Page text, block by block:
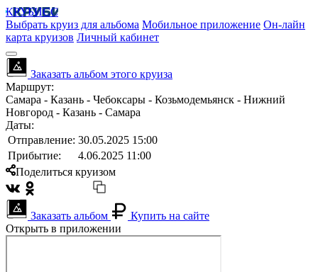
КРУБИСС
Выбрать круиз для альбома Мобильное приложение Он-лайн
карта круизов Личный кабинет
Заказать альбом этого круиза
Маршрут:
Самара - Казань - Чебоксары - Козьмодемьянск - Нижний
Новгород - Казань - Самара
Даты:
Отправление: 30.05.2025 15:00
Прибытие:
4.06.2025 11:00
Поделиться круизом
Заказать альбом
Купить на сайте
Открыть в приложении